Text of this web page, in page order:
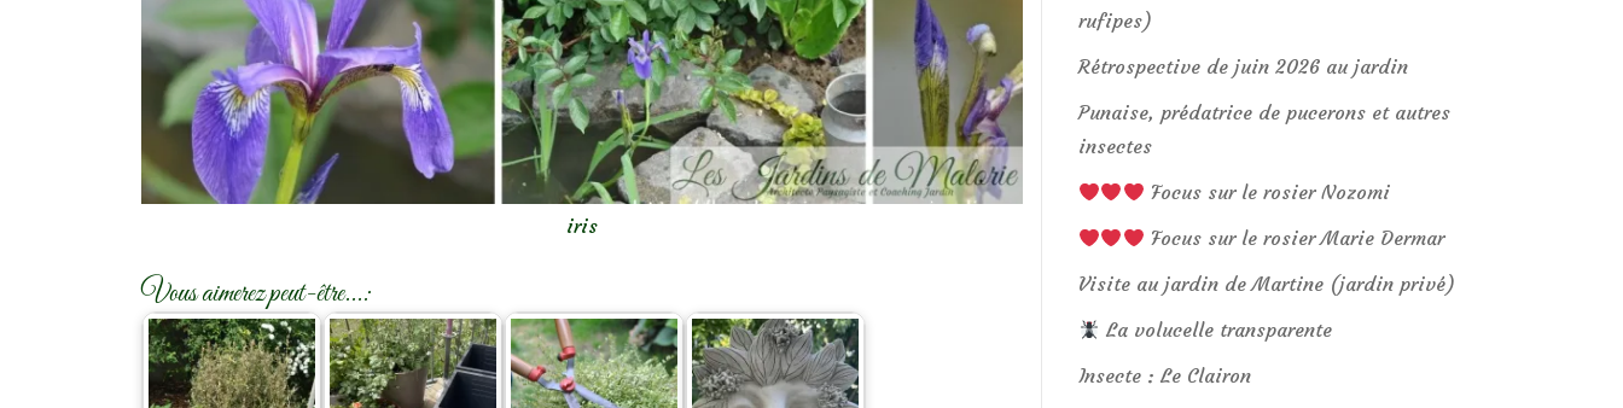
iris
Vous aimerez peut-être...:
rufipes)
Rétrospective de juin 2026 au jardin
Punaise, prédatrice de pucerons et autres
insectes
Focus sur le rosier Nozomi
Focus sur le rosier Marie Dermar
Visite au jardin de Martine (jardin privé)
La volucelle transparente
Insecte : Le Clairon